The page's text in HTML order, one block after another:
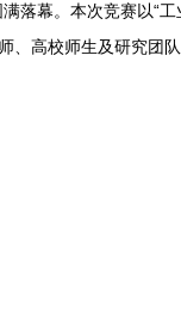
落幕。本次竞赛以“工
高校师生及研究团队